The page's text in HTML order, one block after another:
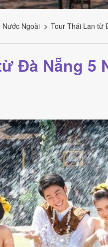
Nước Ngoài Tour Thái Lan từ
Đà Nẵng 5